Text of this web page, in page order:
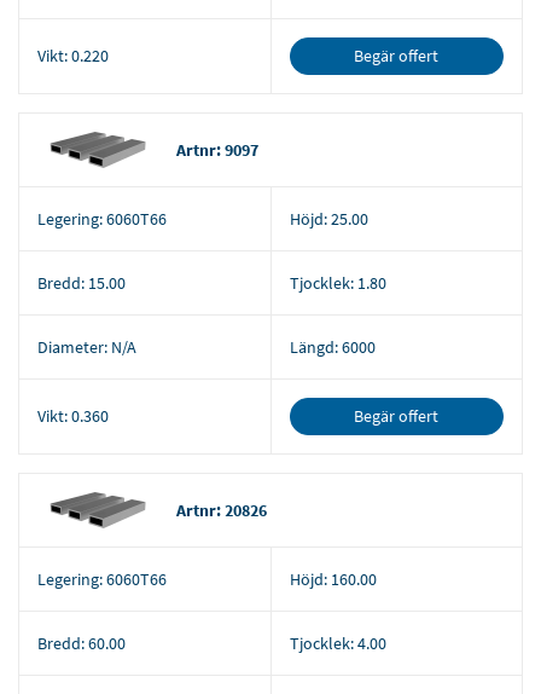
Vikt:0.220 Begär offert
Artnr: 9097
Legering:6060T66 Höjd:25.00
Bredd: 15.00 Tjocklek: 1.80
Diameter: N/A Längd:6000
Vikt:0.360 Begär offert
Artnr: 20826
Legering:6060T66 Höjd: 160.00
Bredd:60.00 Tjocklek:4.00